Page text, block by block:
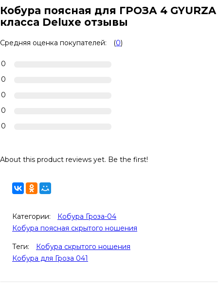
Кобура поясная для ГРОЗА 4 GYURZA
класса Deluxe отзывы
Средняя оценка покупателей: (0)
0
0
0
0
0
About this product reviews yet. Be the first!
Категории:
Кобура Гроза-04
Кобура поясная скрытого ношения
Теги:
Кобура скрытого ношения
Кобура для Гроза 041